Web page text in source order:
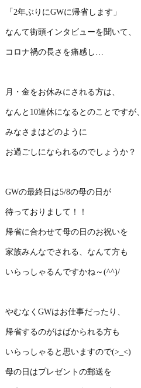
「2年ぶりにGWに帰省します」
なんて街頭インタビューを聞いて、
コロナ禍の長さを痛感し…
月・金をお休みにされる方は、
なんと10連休になるとのことですが、
みなさまはどのように
お過ごしになられるのでしょうか？
GWの最終日は5/8の母の日が
待っておりまして！！
帰省に合わせて母の日のお祝いを
家族みんなでされる、なんて方も
いらっしゃるんですかね～(^^)/
やむなくGWはお仕事だったり、
帰省するのがはばかられる方も
いらっしゃると思いますので(>_<)
母の日はプレゼントの郵送を